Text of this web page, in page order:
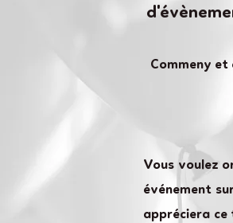
Commeny et
Vous voulez
événement
appréciera ce